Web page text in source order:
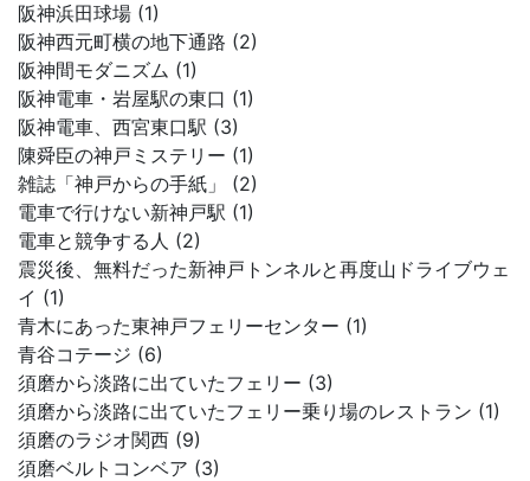
阪神浜田球場 (1)
阪神西元町横の地下通路 (2)
阪神間モダニズム (1)
阪神電車・岩屋駅の東口 (1)
阪神電車、西宮東口駅 (3)
陳舜臣の神戸ミステリー (1)
雑誌「神戸からの手紙」 (2)
電車で行けない新神戸駅 (1)
電車と競争する人 (2)
震災後、無料だった新神戸トンネルと再度山ドライブウェ
イ (1)
青木にあった東神戸フェリーセンター (1)
青谷コテージ (6)
須磨から淡路に出ていたフェリー (3)
須磨から淡路に出ていたフェリー乗り場のレストラン (1)
須磨のラジオ関西 (9)
須磨ベルトコンベア (3)